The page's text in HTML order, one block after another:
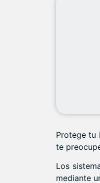
Protege tu
te
Los
mediante